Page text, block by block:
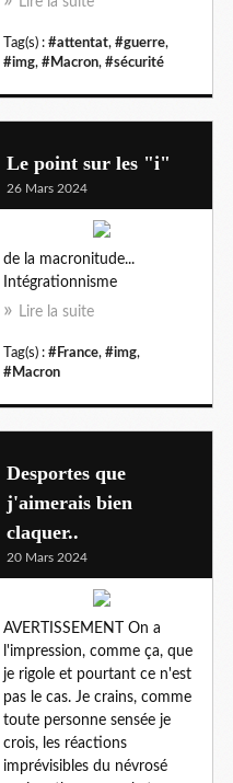
Tag(s) : #attentat, #guerre,
#img, #Macron, #sécurité
Le point sur les "i"
26 Mars 2024
de la macronitude...
Intégrationnisme
Lire la suite
Tag(s) : #France, #img,
#Macron
Desportes que
j'aimerais bien
claquer..
20 Mars 2024
AVERTISSEMENT On a
l'impression, comme ça, que
je rigole et pourtant ce n'est
pas le cas. Je crains, comme
toute personne sensée je
crois, les réactions
imprévisibles du névrosé